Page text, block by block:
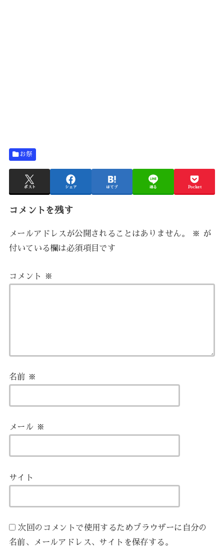
お祭
ポスト シェア はてブ 送る Pocket
コメントを残す
メールアドレスが公開されることはありません。 ※ が
付いている欄は必須項目です
コメント ※
名前 ※
メール ※
サイト
次回のコメントで使用するためブラウザーに自分の
名前、メールアドレス、サイトを保存する。